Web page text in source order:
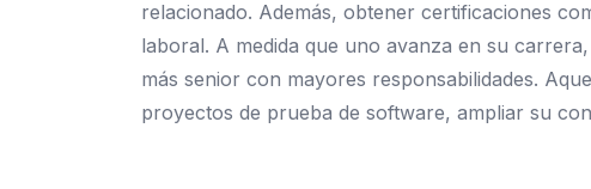
relacionado. Además, obtener certificaciones
laboral. A medida que uno avanza en su
más senior con mayores responsabilidades.
proyectos de prueba de software, ampliar su